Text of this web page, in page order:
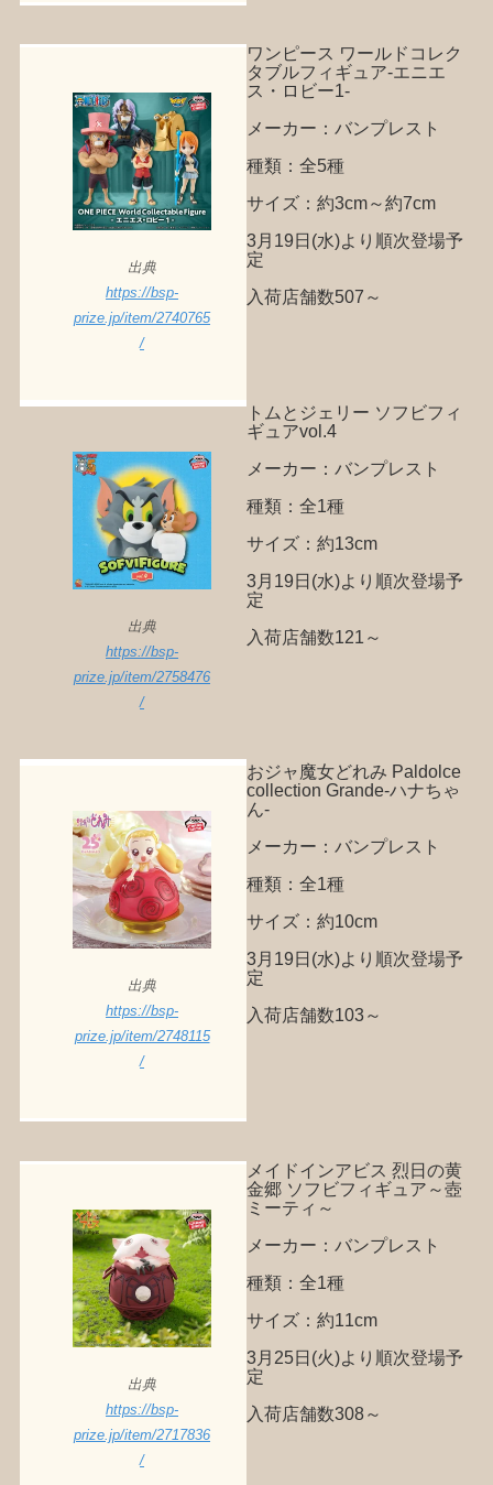
出典
https://bsp-
prize.jp/item/2740765
/
ワンピース ワールドコレク
タブルフィギュア-エニエ
ス・ロビー1-
メーカー：バンプレスト
種類：全5種
サイズ：約3cm～約7cm
3月19日(水)より順次登場予
定
入荷店舗数507～
出典
https://bsp-
prize.jp/item/2758476
/
トムとジェリー ソフビフィ
ギュアvol.4
メーカー：バンプレスト
種類：全1種
サイズ：約13cm
3月19日(水)より順次登場予
定
入荷店舗数121～
出典
https://bsp-
prize.jp/item/2748115
/
おジャ魔女どれみ Paldolce
collection Grande-ハナちゃ
ん-
メーカー：バンプレスト
種類：全1種
サイズ：約10cm
3月19日(水)より順次登場予
定
入荷店舗数103～
出典
https://bsp-
prize.jp/item/2717836
/
メイドインアビス 烈日の黄
金郷 ソフビフィギュア～壺
ミーティ～
メーカー：バンプレスト
種類：全1種
サイズ：約11cm
3月25日(火)より順次登場予
定
入荷店舗数308～